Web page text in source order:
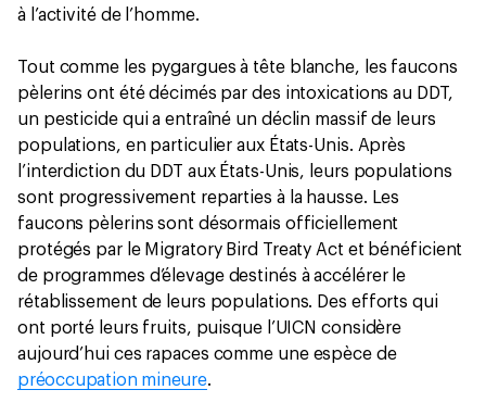
à l’activité de l’homme.
Tout comme les pygargues à tête blanche, les faucons
pèlerins ont été décimés par des intoxications au DDT,
un pesticide qui a entraîné un déclin massif de leurs
populations, en particulier aux États-Unis. Après
l’interdiction du DDT aux États-Unis, leurs populations
sont progressivement reparties à la hausse. Les
faucons pèlerins sont désormais officiellement
protégés par le Migratory Bird Treaty Act et bénéficient
de programmes d’élevage destinés à accélérer le
rétablissement de leurs populations. Des efforts qui
ont porté leurs fruits, puisque l’UICN considère
aujourd’hui ces rapaces comme une espèce de
préoccupation mineure.